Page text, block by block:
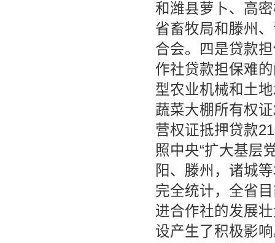
和潍县萝卜、高
省畜牧局和滕州
合会。四是贷款
作社贷款担保难
型农业机械和土
蔬菜大棚所有权
营权证抵押贷款
照中央“扩大基层
阳、滕州，诸城
完全统计，全省
进合作社的发展
设产生了积极影